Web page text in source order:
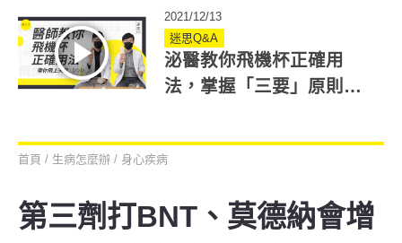
2021/12/13
迷思Q&A
泌醫教你飛機杯正確用
法，掌握「三要」原則帶
首頁 / 生病怎麼辦 / 身心疾病
第三劑打BNT、莫德納會增